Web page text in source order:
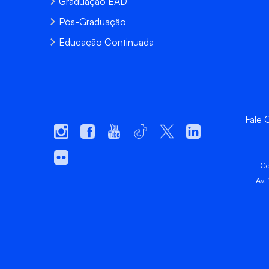
Pós-Graduação
Educação Continuada
Fale
Av.